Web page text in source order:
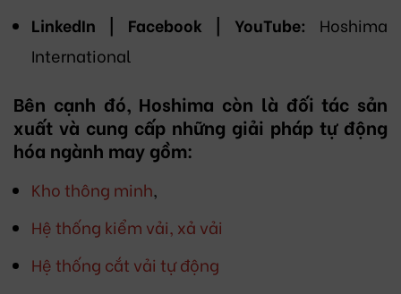
LinkedIn | Facebook | YouTube: Hoshima
International
Bên cạnh đó, Hoshima còn là đối tác sản
xuất và cung cấp những giải pháp tự động
hóa ngành may gồm:
Kho thông minh,
Hệ thống kiểm vải, xả vải
Hệ thống cắt vải tự động